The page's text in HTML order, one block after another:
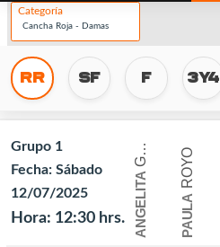
Categoría
RR SF F 3Y4
Grupo 1
Fecha: Sábado
12/07/2025
Hora: 12:30 hrs. ANGELITA
GARA
Y
PAULA
ROYO